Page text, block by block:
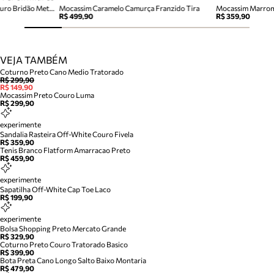
Mocassim Caramelo Camurça Franzido Tira
R$ 499,90
R$ 359,90
Mocassim Marrom Almond Couro Bridão Metálico
VEJA TAMBÉM
Coturno Preto Cano Medio Tratorado
R$ 299,90
R$ 149,90
Mocassim Preto Couro Luma
R$ 299,90
experimente
Sandalia Rasteira Off-White Couro Fivela
R$ 359,90
Tenis Branco Flatform Amarracao Preto
R$ 459,90
experimente
Sapatilha Off-White Cap Toe Laco
R$ 199,90
experimente
Bolsa Shopping Preto Mercato Grande
R$ 329,90
Coturno Preto Couro Tratorado Basico
R$ 399,90
Bota Preta Cano Longo Salto Baixo Montaria
R$ 479,90